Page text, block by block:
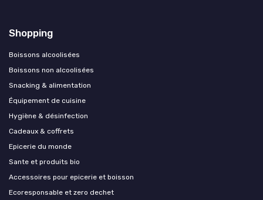
Shopping
Boissons alcoolisées
Boissons non alcoolisées
Snacking & alimentation
Équipement de cuisine
Hygiène & désinfection
Cadeaux & coffrets
Epicerie du monde
Sante et produits bio
Accessoires pour epicerie et boisson
Ecoresponsable et zero dechet